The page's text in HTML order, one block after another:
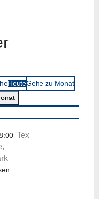
HeuteGehe zu Monat
Tex